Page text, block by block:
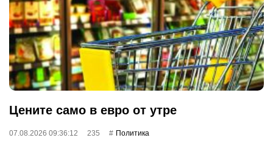
Цените само в евро от утре
07.08.2026 09:36:12 235 Политика